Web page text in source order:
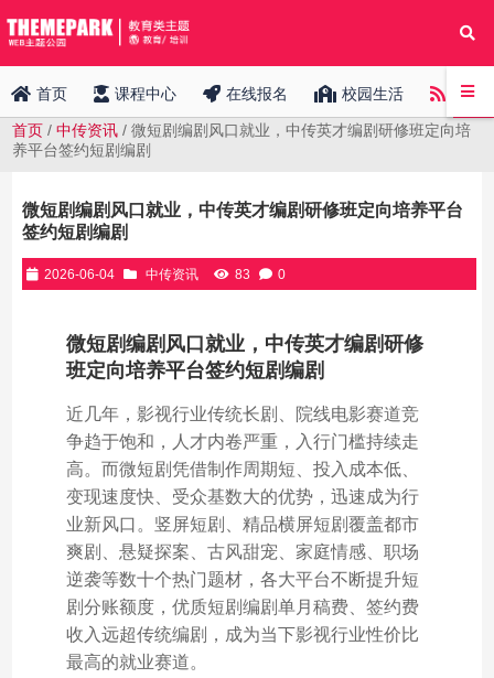
首页 课程中心 在线报名 校园生活 中传
首页 /中传资讯 / 微短剧编剧风口就业，中传英才编剧研修班定向培
养平台签约短剧编剧
微短剧编剧风口就业，中传英才编剧研修班定向培养平台
签约短剧编剧
2026-06-04 中传资讯 83 0
微短剧编剧风口就业，中传英才编剧研修
班定向培养平台签约短剧编剧
近几年，影视行业传统长剧、院线电影赛道竞
争趋于饱和，人才内卷严重，入行门槛持续走
高。而微短剧凭借制作周期短、投入成本低、
变现速度快、受众基数大的优势，迅速成为行
业新风口。竖屏短剧、精品横屏短剧覆盖都市
爽剧、悬疑探案、古风甜宠、家庭情感、职场
逆袭等数十个热门题材，各大平台不断提升短
剧分账额度，优质短剧编剧单月稿费、签约费
收入远超传统编剧，成为当下影视行业性价比
最高的就业赛道。